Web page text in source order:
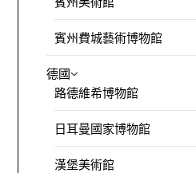
賓州費城藝術博物館
德國
路德維希博物館
日耳曼國家博物館
漢堡美術館